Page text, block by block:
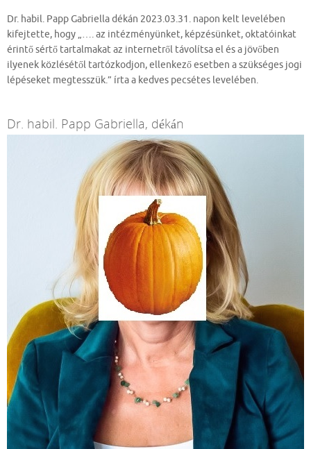
Dr. habil. Papp Gabriella dékán 2023.03.31. napon kelt levelében
kifejtette, hogy „…. az intézményünket, képzésünket, oktatóinkat
érintő sértő tartalmakat az internetről távolítsa el és a jövőben
ilyenek közlésétől tartózkodjon, ellenkező esetben a szükséges jogi
lépéseket megtesszük.” írta a kedves pecsétes levelében.
Dr. habil. Papp Gabriella, dékán